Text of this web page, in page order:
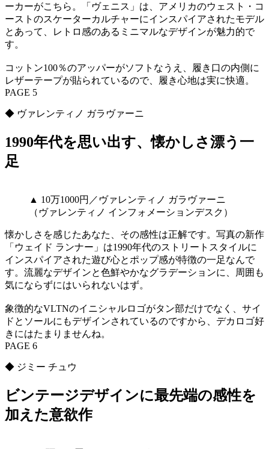
ーカーがこちら。「ヴェニス」は、アメリカのウェスト・コ
ーストのスケーターカルチャーにインスパイアされたモデル
とあって、レトロ感のあるミニマルなデザインが魅力的で
す。
コットン100％のアッパーがソフトなうえ、履き口の内側に
レザーテープが貼られているので、履き心地は実に快適。
PAGE 5
◆ ヴァレンティノ ガラヴァーニ
1990年代を思い出す、懐かしさ漂う一
足
▲ 10万1000円／ヴァレンティノ ガラヴァーニ
（ヴァレンティノ インフォメーションデスク）
懐かしさを感じたあなた、その感性は正解です。写真の新作
「ウェイド ランナー」は1990年代のストリートスタイルに
インスパイアされた遊び心とポップ感が特徴の一足なんで
す。流麗なデザインと色鮮やかなグラデーションに、周囲も
気にならずにはいられないはず。
象徴的なVLTNのイニシャルロゴがタン部だけでなく、サイ
ドとソールにもデザインされているのですから、デカロゴ好
きにはたまりませんね。
PAGE 6
◆ ジミー チュウ
ビンテージデザインに最先端の感性を
加えた意欲作